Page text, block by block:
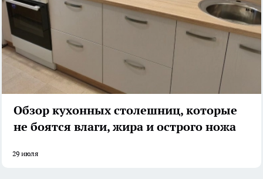
Обзор кухонных столешниц, которые
не боятся влаги, жира и острого ножа
29 июля